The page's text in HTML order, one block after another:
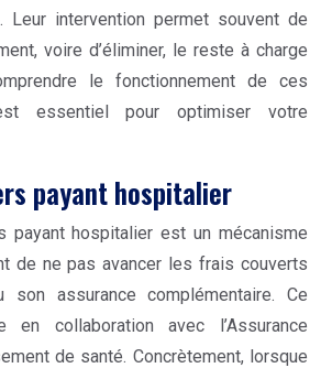
Leur intervention permet souvent de
voire d’éliminer, le reste à charge
le fonctionnement de ces
essentiel pour optimiser votre
payant hospitalier
payant hospitalier est un mécanisme
de ne pas avancer les frais couverts
assurance complémentaire. Ce
en collaboration avec l’Assurance
de santé. Concrètement, lorsque